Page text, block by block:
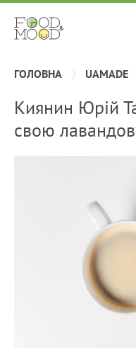
ГОЛОВНА UAMADE
Киянин Юрій
свою